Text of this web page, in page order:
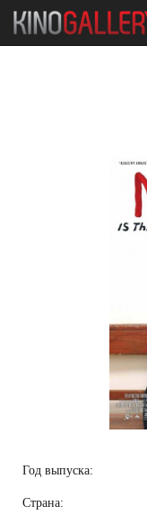
Год выпуска:
Страна: